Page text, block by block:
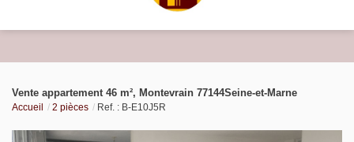
Louer
Vente appartement 46 m², Montevrain 77144Seine-et-Marne
Accueil 2 pièces Ref. : B-E10J5R